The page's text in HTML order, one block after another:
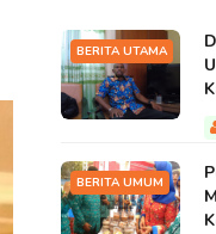
BERITA UTAMA
BERITA UMUM